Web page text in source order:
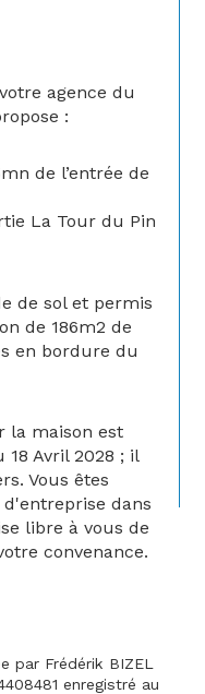
agence du
:
de l’entrée de
La Tour du Pin
de sol et permis
de 186m2 de
en bordure du
la maison est
Avril 2028 ; il
Vous êtes
dans
libre à vous de
convenance.
par Frédérik BIZEL
enregistré au